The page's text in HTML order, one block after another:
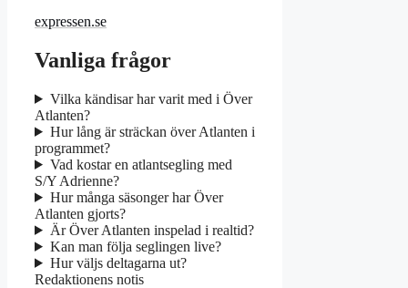
expressen.se
Vanliga frågor
Vilka kändisar har varit med i Över
Atlanten?
Hur lång är sträckan över Atlanten i
programmet?
Vad kostar en atlantsegling med
S/Y Adrienne?
Hur många säsonger har Över
Atlanten gjorts?
Är Över Atlanten inspelad i realtid?
Kan man följa seglingen live?
Hur väljs deltagarna ut?
Redaktionens notis